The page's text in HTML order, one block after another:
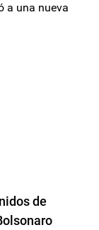
a una nueva
de